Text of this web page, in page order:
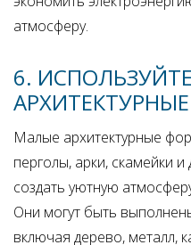
атмосферу.
6.
Малые архитектурные
перголы, арки, скамейки
создать уютную
Они могут быть
включая дерево, металл,